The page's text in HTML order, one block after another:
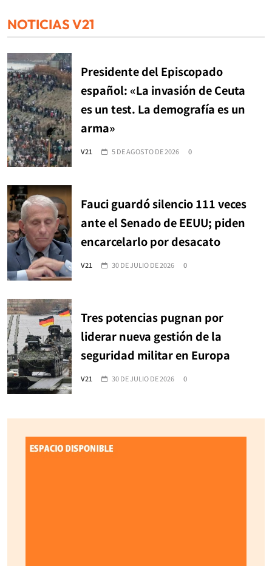
NOTICIAS V21
Presidente del Episcopado
español: «La invasión de Ceuta
es un test. La demografía es un
arma»
V21 5 DE AGOSTO DE 2026 0
Fauci guardó silencio 111 veces
ante el Senado de EEUU; piden
encarcelarlo por desacato
V21 30 DE JULIO DE 2026 0
Tres potencias pugnan por
liderar nueva gestión de la
seguridad militar en Europa
V21 30 DE JULIO DE 2026 0